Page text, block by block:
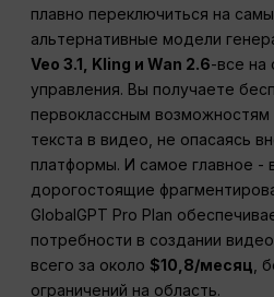
плавно переключиться на
альтернативные модели
Veo 3.1, Kling и Wan 2.6-все на
управления. Вы получаете
первоклассным возможностям
текста в видео, не опасаясь
платформы. И самое главное -
дорогостоящие
GlobalGPT Pro Plan
потребности в создании
всего за около$10,8/месяц ,
ограничений на область.